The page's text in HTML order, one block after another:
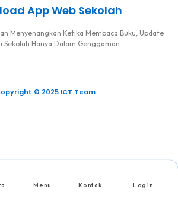
App Web Sekolah
Menyenangkan Ketika Membaca Buku, Update
Sekolah Hanya Dalam Genggaman
© 2025 ICT Team
Menu Kontak Login